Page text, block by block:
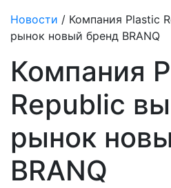
Новости / Компания Plastic
рынок новый бренд BRANQ
Компания
Republic
рынок
BRANQ